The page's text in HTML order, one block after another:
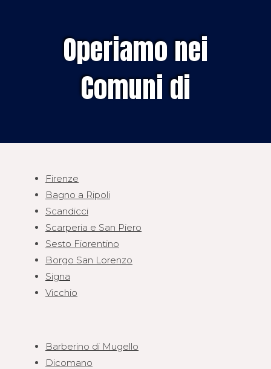
Operiamo nei
Comuni di
Firenze
Bagno a Ripoli
Scandicci
Scarperia e San Piero
Sesto Fiorentino
Borgo San Lorenzo
Signa
Vicchio
Barberino di Mugello
Dicomano